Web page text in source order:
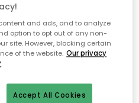
päivän ajan
and ads, and to analyze
option to opt out of any non-
site. However, blocking certain
of the website. Our privacy
Accept All Cookies